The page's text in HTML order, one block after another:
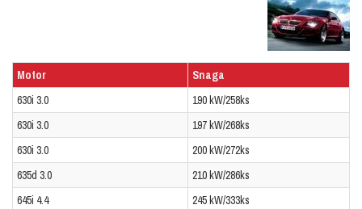
Motor
Snaga
630i 3.0
190 kW/258ks
630i 3.0
197 kW/268ks
630i 3.0
200 kW/272ks
635d 3.0
210 kW/286ks
645i 4.4
245 kW/333ks